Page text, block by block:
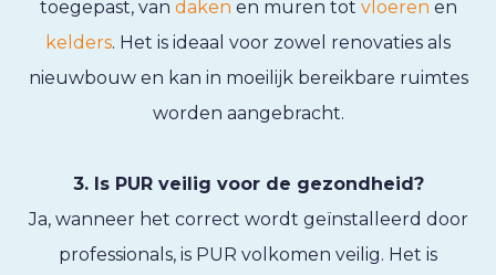
toegepast, van daken en muren tot vloeren en
kelders. Het is ideaal voor zowel renovaties als
nieuwbouw en kan in moeilijk bereikbare ruimtes
worden aangebracht.
3. Is PUR veilig voor de gezondheid?
Ja, wanneer het correct wordt geïnstalleerd door
professionals, is PUR volkomen veilig. Het is